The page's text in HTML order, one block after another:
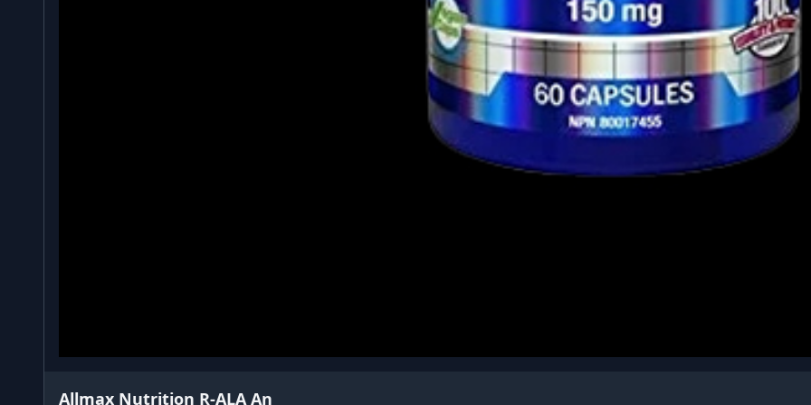
Allmax Nutrition R-ALA An